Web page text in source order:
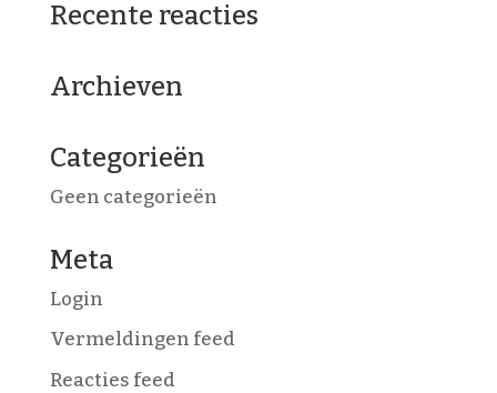
Recente reacties
Archieven
Categorieën
Geen categorieën
Meta
Login
Vermeldingen feed
Reacties feed